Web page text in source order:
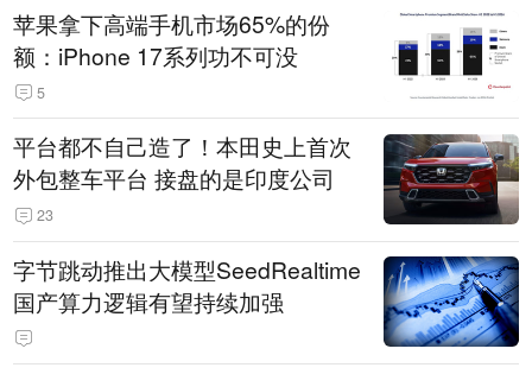
苹果拿下高端手机市场65%的份
额：iPhone 17系列功不可没
5
平台都不自己造了！本田史上首次
外包整车平台 接盘的是印度公司
23
字节跳动推出大模型SeedRealtime
国产算力逻辑有望持续加强